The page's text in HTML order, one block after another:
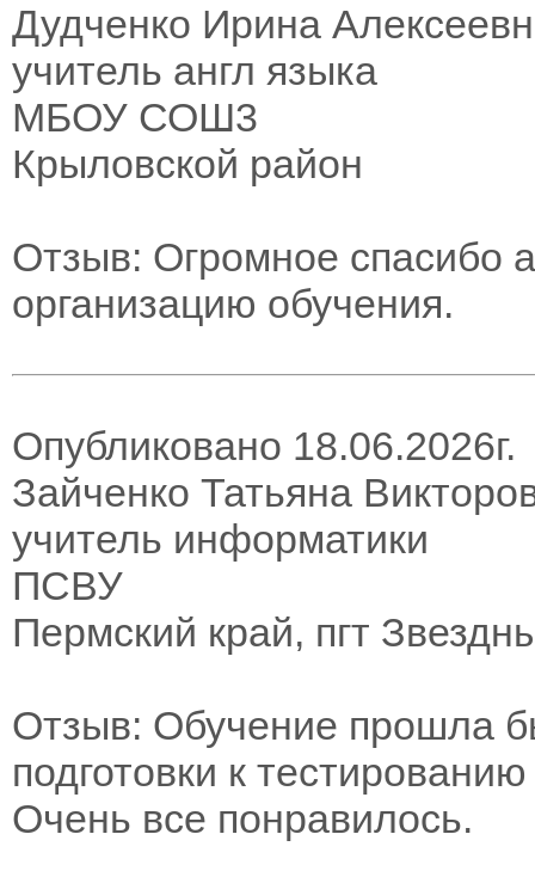
Дудченко Ирина
учитель англ языка
МБОУ СОШ3
Крыловской район
Отзыв: Огромное спасибо
организацию обучения.
Опубликовано 18.06.2026г.
Зайченко Татьяна
учитель информатики
ПСВУ
Пермский край, пгт
Отзыв: Обучение прошла
подготовки к
Очень все понравилось.